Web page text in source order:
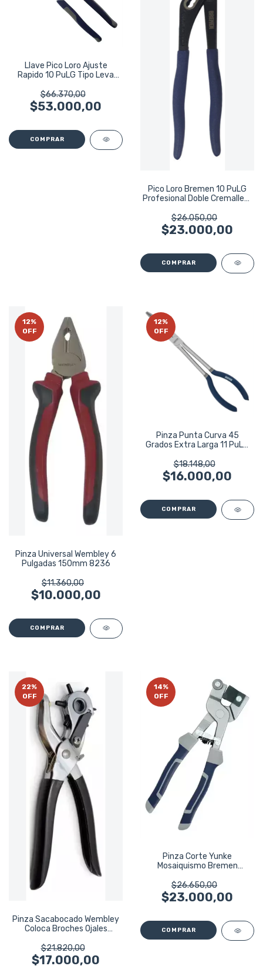
Llave Pico Loro Ajuste
Rapido 10 PuLG Tipo Leva
$66.370,00
$53.000,00
Pico Loro Bremen 10 PuLG
Profesional Doble Cremallera
$26.050,00
$23.000,00
12%
OFF
Pinza Universal Wembley 6
Pulgadas 150mm 8236
$11.360,00
$10.000,00
12%
OFF
Pinza Punta Curva 45
Grados Extra Larga 11 PuLG
$18.148,00
$16.000,00
22%
OFF
Pinza Sacabocado Wembley
Coloca Broches Ojales
$21.820,00
$17.000,00
14%
OFF
Pinza Corte Yunke
Mosaiquismo Bremen
$26.650,00
$23.000,00